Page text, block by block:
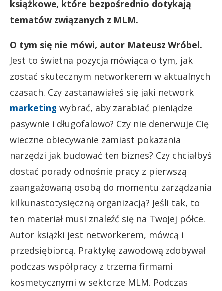
książkowe, które bezpośrednio dotykają
tematów związanych z MLM.
O tym się nie mówi, autor Mateusz Wróbel.
Jest to świetna pozycja mówiąca o tym, jak
zostać skutecznym networkerem w aktualnych
czasach. Czy zastanawiałeś się jaki network
marketing wybrać, aby zarabiać pieniądze
pasywnie i długofalowo? Czy nie denerwuje Cię
wieczne obiecywanie zamiast pokazania
narzędzi jak budować ten biznes? Czy chciałbyś
dostać porady odnośnie pracy z pierwszą
zaangażowaną osobą do momentu zarządzania
kilkunastotysięczną organizacją? Jeśli tak, to
ten materiał musi znaleźć się na Twojej półce.
Autor książki jest networkerem, mówcą i
przedsiębiorcą. Praktykę zawodową zdobywał
podczas współpracy z trzema firmami
kosmetycznymi w sektorze MLM. Podczas